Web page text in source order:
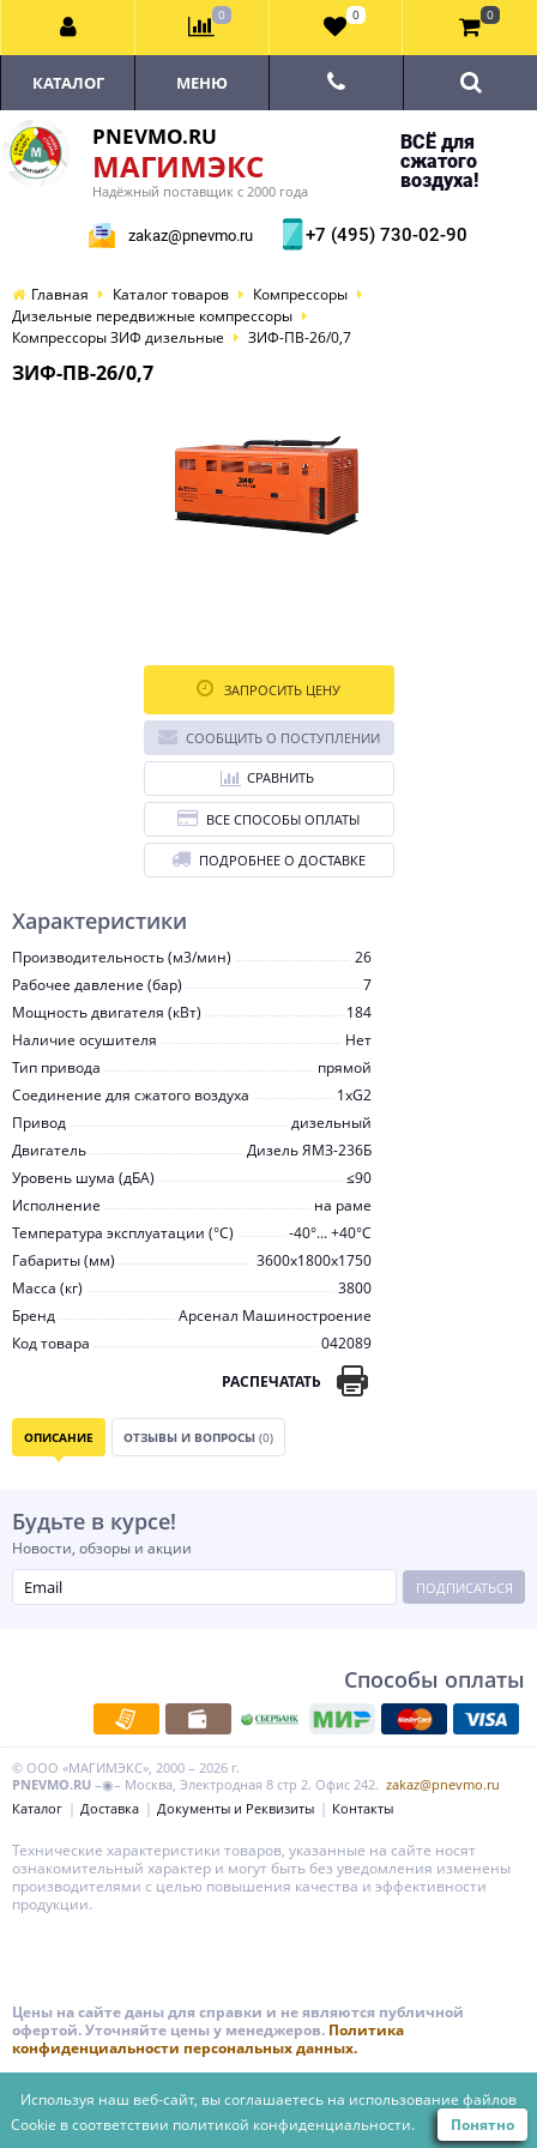
PNEVMO.RU
МАГИМЭКС
Надёжный поставщик с 2000 года
ВСЁ для
сжатого
воздуха!
zakaz@pnevmo.ru +7 (495) 730-02-90
КАТАЛОГ МЕНЮ
Главная Каталог товаров
Компрессоры
Дизельные передвижные компрессоры
Компрессоры ЗИФ дизельные
ЗИФ-ПВ-26/0,7
ЗИФ-ПВ-26/0,7
Характеристики
Производительность (м3/мин)
26
Рабочее давление (бар)
7
Мощность двигателя (кВт)
184
Наличие осушителя
Нет
Тип привода
прямой
Соединение для сжатого воздуха
1хG2
Привод
дизельный
Двигатель
Дизель ЯМЗ-236Б
Уровень шума (дБА)
≤90
Исполнение
на раме
Температура эксплуатации (°С)
-40°... +40°С
Габариты (мм)
3600x1800x1750
Масса (кг)
3800
Бренд
Арсенал Машиностроение
Код товара
042089
РАСПЕЧАТАТЬ
ЗАПРОСИТЬ ЦЕНУ
СООБЩИТЬ О ПОСТУПЛЕНИИ
СРАВНИТЬ
ВСЕ СПОСОБЫ ОПЛАТЫ
ПОДРОБНЕЕ О ДОСТАВКЕ
ОПИСАНИЕ ОТЗЫВЫ И ВОПРОСЫ (0)
Будьте в курсе!
Новости, обзоры и акции
ПОДПИСАТЬСЯ
Способы оплаты
© ООО «МАГИМЭКС», 2000 – 2026 г.
PNEVMO.RU –◉– Москва, Электродная 8 стр 2. Офис 242. zakaz@pnevmo.ru
Каталог
Доставка Документы и Реквизиты Контакты
0 0 0
Технические характеристики товаров, указанные на сайте носят
ознакомительный характер и могут быть без уведомления изменены
производителями с целью повышения качества и эффективности
продукции.
Цены на сайте даны для справки и не являются публичной
офертой. Уточняйте цены у менеджеров. Политика
конфиденциальности персональных данных.
Используя наш веб-сайт, вы соглашаетесь на использование файлов
Cookie в соответствии политикой конфиденциальности. Понятно